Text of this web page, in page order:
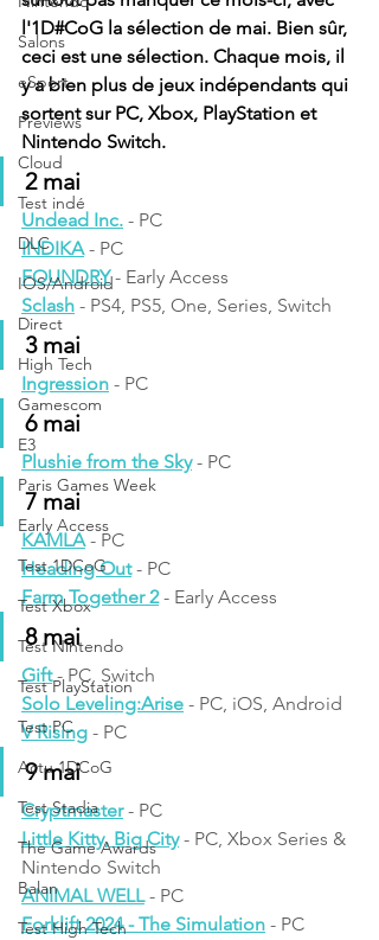
Salons
eSport
Previews
Cloud
Test indé
DLC
IOS/Android
Direct
High Tech
Gamescom
E3
Paris Games Week
Early Access
Test 1DCoG
Test Xbox
Test Nintendo
Test PlayStation
Test PC
Actu 1DCoG
Test Stadia
The Game Awards
Balan
Test High Tech
l'1D#CoG la sélection de mai. Bien sûr,
ceci est une sélection. Chaque mois, il
y a bien plus de jeux indépendants qui
sortent sur PC, Xbox, PlayStation et
Nintendo Switch.
2 mai
Undead Inc. - PC
INDIKA - PC
FOUNDRY - Early Access
Sclash - PS4, PS5, One, Series, Switch
3 mai
Ingression - PC
6 mai
Plushie from the Sky - PC
7 mai
KAMLA - PC
Heading Out - PC
Farm Together 2 - Early Access
8 mai
Gift - PC, Switch
Solo Leveling:Arise - PC, iOS, Android
V Rising - PC
9 mai
Cryptmaster - PC
Little Kitty, Big City - PC, Xbox Series &
Nintendo Switch
ANIMAL WELL - PC
Forklift 2024 - The Simulation - PC